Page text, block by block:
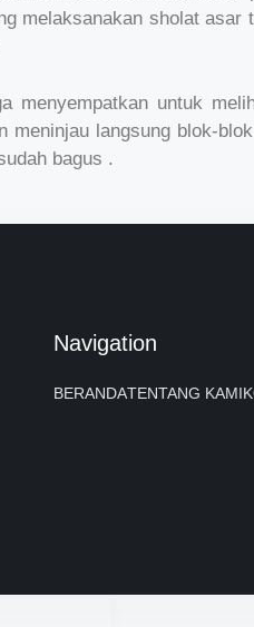
melaksanakan sholat asar
menyempatkan untuk
meninjau langsung blok-
bagus .
Navigation
BERANDATENTANG KAMI